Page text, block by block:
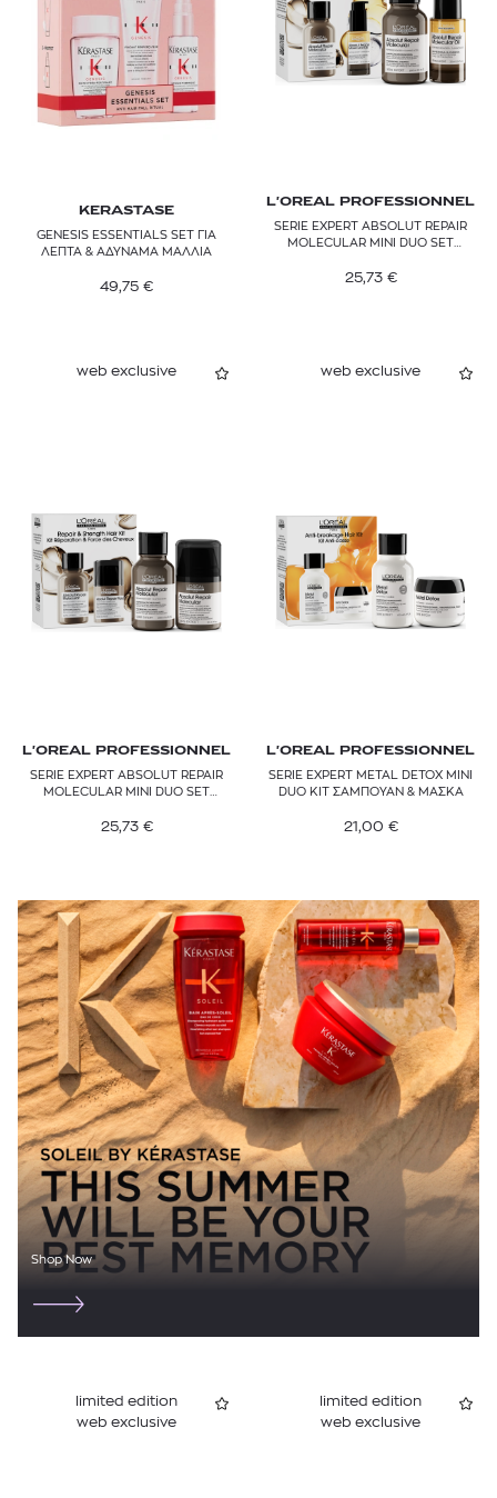
RITUALS
SHU UEMURA
WELLA PROFESSIONALS
KERASTASE
GENESIS ESSENTIALS SET ΓΙΑ
ΛΕΠΤΑ & ΑΔΥΝΑΜΑ ΜΑΛΛΙΑ
49,75 €
L'OREAL PROFESSIONNEL
SERIE EXPERT ABSOLUT REPAIR
MOLECULAR MINI DUO SET
25,73 €
web exclusive
L'OREAL PROFESSIONNEL
SERIE EXPERT ABSOLUT REPAIR
MOLECULAR MINI DUO SET
25,73 €
web exclusive
L'OREAL PROFESSIONNEL
SERIE EXPERT METAL DETOX MINI
DUO KIT ΣΑΜΠΟΥΑΝ & ΜΑΣΚΑ
21,00 €
Shop Now
limited edition
web exclusive
limited edition
web exclusive